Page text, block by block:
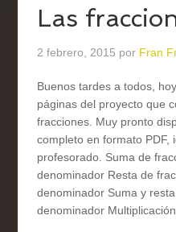
Las
2 febrero, 2015 por Fran
Buenos tardes a todos,
páginas del proyecto que
fracciones. Muy pronto
completo en formato PDF,
profesorado. Suma de
denominador Resta de
denominador Suma y
denominador